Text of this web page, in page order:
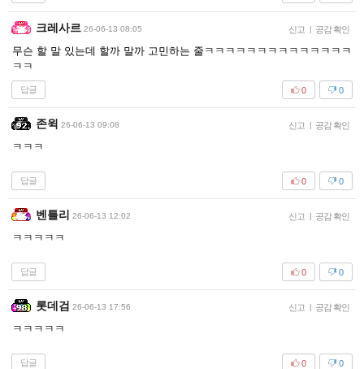
크레사르 26-06-13 08:05 신고 | 공감 확인
무슨 할 말 있는데 할까 말까 고민하는 줄ㅋㅋㅋㅋㅋㅋㅋㅋㅋㅋㅋㅋㅋㅋ
ㅋㅋ
답글 0
0
존윅 26-06-13 09:08 신고 | 공감 확인
ㅋㅋㅋ
답글 0
0
벤틀리 26-06-13 12:02 신고 | 공감 확인
ㅋㅋㅋㅋㅋ
답글 0
0
롯데검 26-06-13 17:56 신고 | 공감 확인
ㅋㅋㅋㅋㅋ
답글 0
0